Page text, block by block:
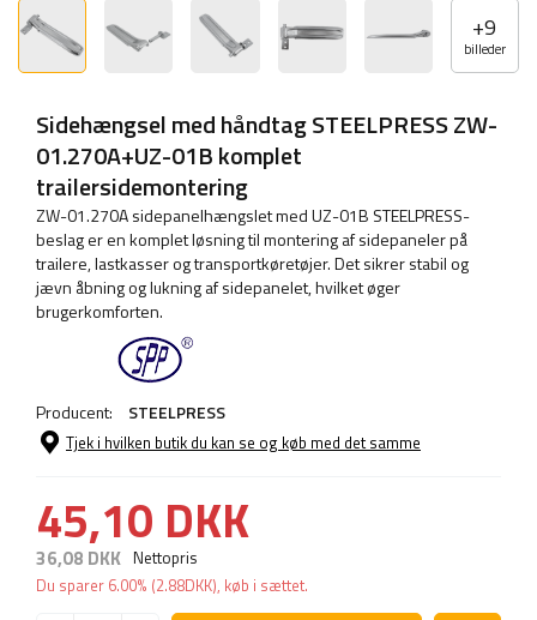
+9
billeder
Sidehængsel med håndtag STEELPRESS ZW-
01.270A+UZ-01B komplet
trailersidemontering
ZW-01.270A sidepanelhængslet med UZ-01B STEELPRESS-
beslag er en komplet løsning til montering af sidepaneler på
trailere, lastkasser og transportkøretøjer. Det sikrer stabil og
jævn åbning og lukning af sidepanelet, hvilket øger
brugerkomforten.
Producent: STEELPRESS
Tjek i hvilken butik du kan se og køb med det samme
45,10 DKK
36,08 DKK Nettopris
Du sparer 6.00% (2.88DKK), køb i sættet.